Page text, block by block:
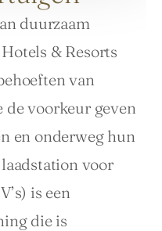
duurzaam
& Resorts
van
de voorkeur geven
en onderweg hun
voor
is een
die is